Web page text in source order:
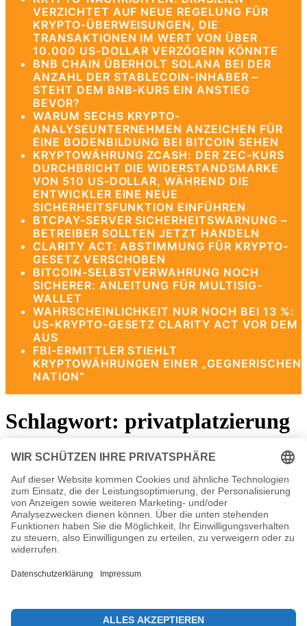
VERZICHTET AUF NEUE REGELUNG FÜR
KRYPTO-ÜBERWEISUNGEN, DIE
TRANSAKTIONEN IM WERT VON ÜBER
10.000 US-DOLLAR VERZÖGERN KÖNNTE
BNB CHAIN ÜBERHOLT SOLANA BEI DER
ANZAHL DER STABLECOIN-INHABER –
STEHT DEM BNB-KURS EIN ANSTIEG
BEVOR?
WARUM SECHS KRYPTO-
ANALYSEUNTERNEHMEN ANZEICHEN FÜR
EINE BODENBILDUNG BEI BITCOIN SEHEN
KRYPTOWÄHRUNG ZCASH: DER ZEC-KURS
DURCHBRICHT DIE WIDERSTANDSMARKE
VON 510 US-DOLLAR, WÄHREND DIE
ENTWICKLER EINE NEUE
SICHERHEITSFUNKTION EINFÜHREN
BTCPAY-SERVER SICHERHEITSWARNUNG –
BETREIBER SOLLTEN JETZT HANDELN
CLARITY ACT: ABSTIMMUNG FÜR KRYPTO-
GESETZ VERSCHOBEN
BITCOIN-SELBSTVERWAHRUNG NOCH
SICHERER: ANLEITUNG FÜR MULTISIG-
WALLET
WAHRSCHEINLICHKEIT NUR NOCH BEI 13 %:
US-KRYPTO-GESETZ CLARITY ACT VOR DEM
AUS
FBI-ERMITTLER STIEHLT
KRYPTOWÄHRUNGEN EINER „GEGNERISCHEN
NATION“
Schlagwort: privatplatzierung
anleihen
GameStop Bitcoin Investition: 1,5 Milliarden
Dollar Strategie
2. April 2025
stellt einen bedeutenden Schritt für das Unternehmen dar, das
© 2026 KryptoInsights.de